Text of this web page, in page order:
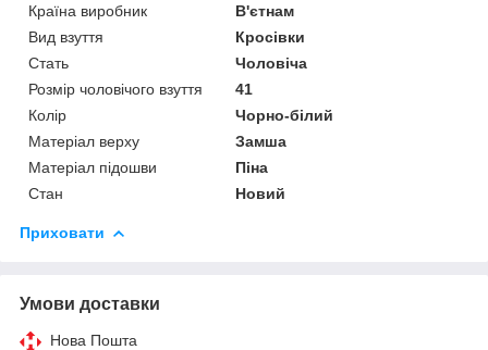
Країна виробник
В'єтнам
Вид взуття
Кросівки
Стать
Чоловіча
Розмір чоловічого взуття
41
Колір
Чорно-білий
Матеріал верху
Замша
Матеріал підошви
Піна
Стан
Новий
Приховати
Умови доставки
Нова Пошта